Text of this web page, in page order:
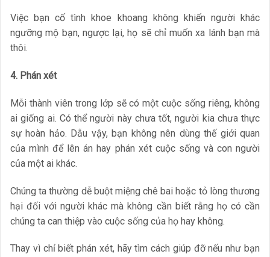
Việc bạn cố tình khoe khoang không khiến người khác
ngưỡng mộ bạn, ngược lại, họ sẽ chỉ muốn xa lánh bạn mà
thôi.
4. Phán xét
Mỗi thành viên trong lớp sẽ có một cuộc sống riêng, không
ai giống ai. Có thể người này chưa tốt, người kia chưa thực
sự hoàn hảo. Dẫu vậy, bạn không nên dùng thế giới quan
của mình để lên án hay phán xét cuộc sống và con người
của một ai khác.
Chúng ta thường dễ buột miệng chê bai hoặc tỏ lòng thương
hại đối với người khác mà không cần biết rằng họ có cần
chúng ta can thiệp vào cuộc sống của họ hay không.
Thay vì chỉ biết phán xét, hãy tìm cách giúp đỡ nếu như bạn